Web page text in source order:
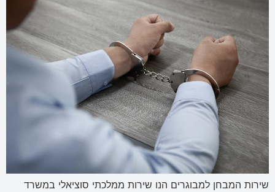
שירות המבחן למבוגרים הנו שירות ממלכתי סוציאלי במשרד